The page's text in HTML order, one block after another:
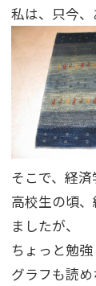
私は、只今、
そこで、経済
高校生の頃
ましたが、
ちょっと勉
グラフも読